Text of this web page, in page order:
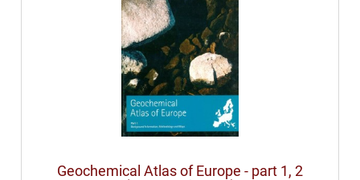
Geochemical Atlas of Europe - part 1, 2